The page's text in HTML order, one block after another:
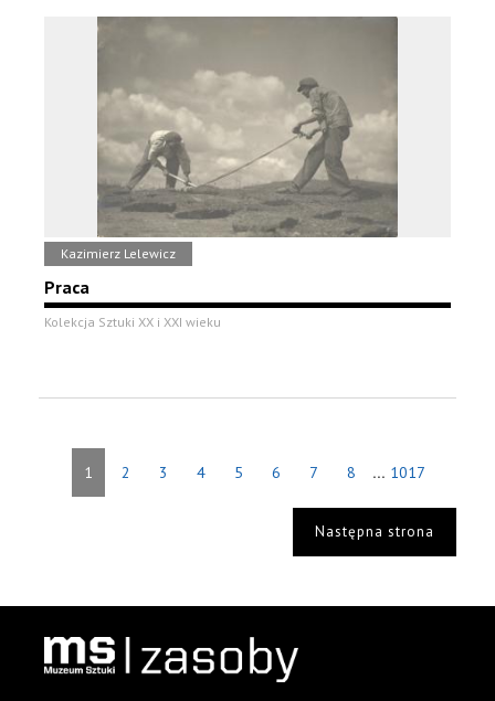
Kazimierz Lelewicz
Praca
Kolekcja Sztuki XX i XXI wieku
1 2 3 4 5 6 7 8 ... 1017
Następna strona